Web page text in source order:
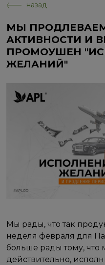
назад
МЫ
АКТИВНОСТИ И
ПРОМОУШЕН
ЖЕЛАНИЙ"
Мы рады, что так
неделя февраля для
больше рады тому, что
действительно,